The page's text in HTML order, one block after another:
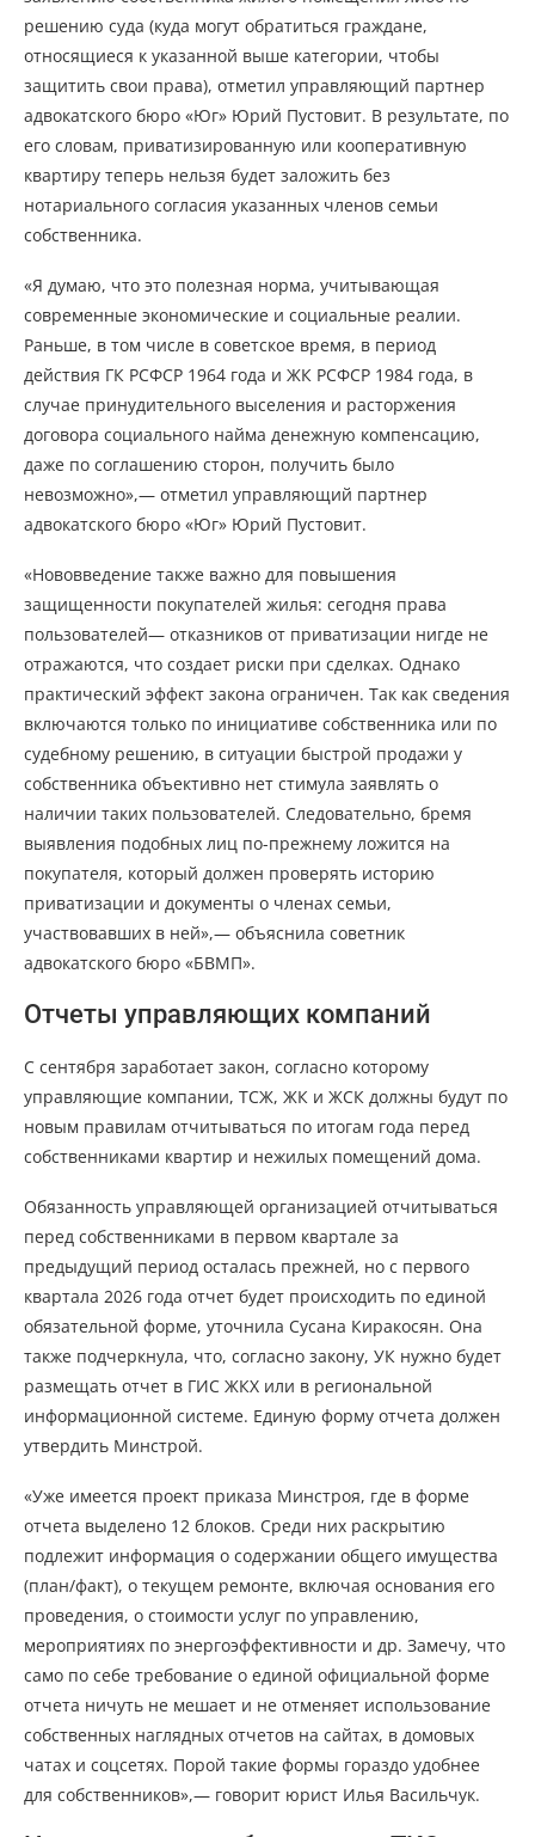
решению суда (куда могут обратиться граждане,
относящиеся к указанной выше категории, чтобы
защитить свои права), отметил управляющий партнер
адвокатского бюро «Юг» Юрий Пустовит. В результате, по
его словам, приватизированную или кооперативную
квартиру теперь нельзя будет заложить без
нотариального согласия указанных членов семьи
собственника.
«Я думаю, что это полезная норма, учитывающая
современные экономические и социальные реалии.
Раньше, в том числе в советское время, в период
действия ГК РСФСР 1964 года и ЖК РСФСР 1984 года, в
случае принудительного выселения и расторжения
договора социального найма денежную компенсацию,
даже по соглашению сторон, получить было
невозможно»,— отметил управляющий партнер
адвокатского бюро «Юг» Юрий Пустовит.
«Нововведение также важно для повышения
защищенности покупателей жилья: сегодня права
пользователей— отказников от приватизации нигде не
отражаются, что создает риски при сделках. Однако
практический эффект закона ограничен. Так как сведения
включаются только по инициативе собственника или по
судебному решению, в ситуации быстрой продажи у
собственника объективно нет стимула заявлять о
наличии таких пользователей. Следовательно, бремя
выявления подобных лиц по-прежнему ложится на
покупателя, который должен проверять историю
приватизации и документы о членах семьи,
участвовавших в ней»,— объяснила советник
адвокатского бюро «БВМП».
Отчеты управляющих компаний
С сентября заработает закон, согласно которому
управляющие компании, ТСЖ, ЖК и ЖСК должны будут по
новым правилам отчитываться по итогам года перед
собственниками квартир и нежилых помещений дома.
Обязанность управляющей организацией отчитываться
перед собственниками в первом квартале за
предыдущий период осталась прежней, но с первого
квартала 2026 года отчет будет происходить по единой
обязательной форме, уточнила Сусана Киракосян. Она
также подчеркнула, что, согласно закону, УК нужно будет
размещать отчет в ГИС ЖКХ или в региональной
информационной системе. Единую форму отчета должен
утвердить Минстрой.
«Уже имеется проект приказа Минстроя, где в форме
отчета выделено 12 блоков. Среди них раскрытию
подлежит информация о содержании общего имущества
(план/факт), о текущем ремонте, включая основания его
проведения, о стоимости услуг по управлению,
мероприятиях по энергоэффективности и др. Замечу, что
само по себе требование о единой официальной форме
отчета ничуть не мешает и не отменяет использование
собственных наглядных отчетов на сайтах, в домовых
чатах и соцсетях. Порой такие формы гораздо удобнее
для собственников»,— говорит юрист Илья Васильчук.